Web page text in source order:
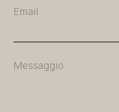
Email
Messaggio